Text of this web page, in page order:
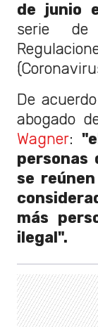
de junio
serie
De
abogado
Wagner:
personas
se
más
ilegal".